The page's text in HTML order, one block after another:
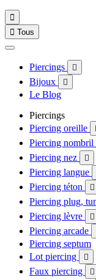

 Tous
Piercings 
Bijoux 
Le Blog
Piercings
Piercing oreille
Piercing nombril
Piercing nez 
Piercing langue
Piercing téton 
Piercing plug,
Piercing lèvre 
Piercing arcade
Piercing septum
Lot piercing

Faux piercing 